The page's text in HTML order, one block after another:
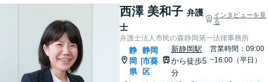
西澤 美和子 弁護
士
インタビューを見
る
弁護士法人市民の森静岡第一法律事務所
静
岡
県
静岡
市葵
区
新静岡駅
から徒歩5
分
営業時間：09:00
~16:00（平日）